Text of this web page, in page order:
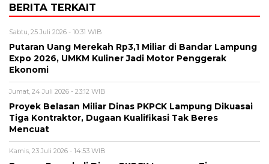
BERITA TERKAIT
Sabtu, 25 Juli 2026 - 10:31 WIB
Putaran Uang Merekah Rp3,1 Miliar di Bandar Lampung
Expo 2026, UMKM Kuliner Jadi Motor Penggerak
Ekonomi
Jumat, 24 Juli 2026 - 23:12 WIB
Proyek Belasan Miliar Dinas PKPCK Lampung Dikuasai
Tiga Kontraktor, Dugaan Kualifikasi Tak Beres
Mencuat
Kamis, 23 Juli 2026 - 14:53 WIB